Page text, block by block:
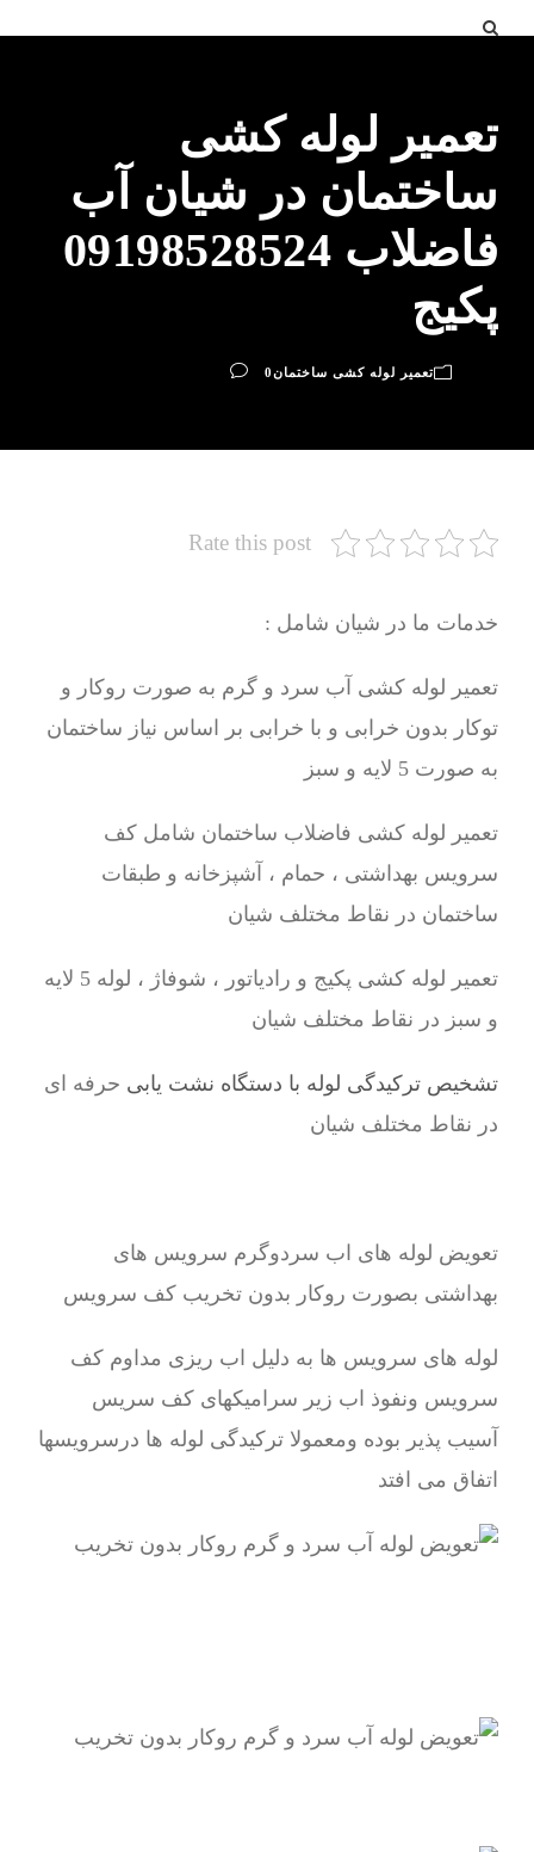
تعمیر لوله کشی
ساختمان در شیان آب
فاضلاب 09198528524
پکیج
تعمیر لوله کشی ساختمان0
Rate this post
خدمات ما در شیان شامل :
تعمیر لوله کشی آب سرد و گرم به صورت روکار و
توکار بدون خرابی و با خرابی بر اساس نیاز ساختمان
به صورت 5 لایه و سبز
تعمیر لوله کشی فاضلاب ساختمان شامل کف
سرویس بهداشتی ، حمام ، آشپزخانه و طبقات
ساختمان در نقاط مختلف شیان
تعمیر لوله کشی پکیج و رادیاتور ، شوفاژ ، لوله 5 لایه
و سبز در نقاط مختلف شیان
تشخیص ترکیدگی لوله با دستگاه نشت یابی حرفه ای
در نقاط مختلف شیان
تعویض لوله های اب سردوگرم سرویس های
بهداشتی بصورت روکار بدون تخریب کف سرویس
لوله های سرویس ها به دلیل اب ریزی مداوم کف
سرویس ونفوذ اب زیر سرامیکهای کف سریس
آسیب پذیر بوده ومعمولا ترکیدگی لوله ها درسرویسها
اتفاق می افتد